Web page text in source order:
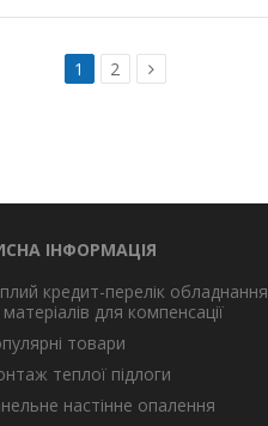
1 2
ІНФОРМАЦІЯ
кредит-перелік обладнання
для компенсації
товари
теплої підлоги
настінне опалення